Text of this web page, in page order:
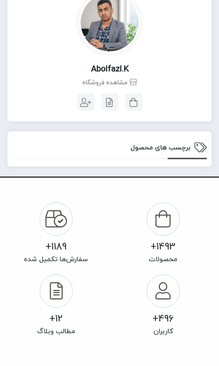
Abolfazl.k
مشاهده فروشگاه
برچسب های محصول
1493+
محصولات
1189+
سفارش‌ها تکمیل شده
496+
کاربران
12+
مطالب وبلاگ